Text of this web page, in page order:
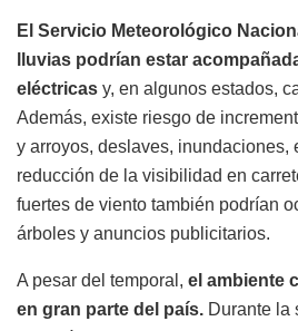
El Servicio Meteorológico
lluvias podrían estar
eléctricas y, en algunos estados,
Además, existe riesgo de
y arroyos, deslaves, inundaciones,
reducción de la visibilidad en
fuertes de viento también podrían
árboles y anuncios publicitarios.
A pesar del temporal, el ambiente
en gran parte del país. Durante la